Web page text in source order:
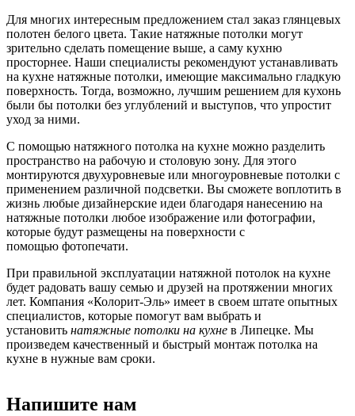
Для многих интересным предложением стал заказ глянцевых
полотен белого цвета. Такие натяжные потолки могут
зрительно сделать помещение выше, а саму кухню
просторнее. Наши специалисты рекомендуют устанавливать
на кухне натяжные потолки, имеющие максимально гладкую
поверхность. Тогда, возможно, лучшим решением для кухонь
были бы потолки без углублений и выступов, что упростит
уход за ними.
С помощью натяжного потолка на кухне можно разделить
пространство на рабочую и столовую зону. Для этого
монтируются двухуровневые или многоуровневые потолки с
применением различной подсветки. Вы сможете воплотить в
жизнь любые дизайнерские идеи благодаря нанесению на
натяжные потолки любое изображение или фотографии,
которые будут размещены на поверхности с
помощью фотопечати.
При правильной эксплуатации натяжной потолок на кухне
будет радовать вашу семью и друзей на протяжении многих
лет. Компания «Колорит-Эль» имеет в своем штате опытных
специалистов, которые помогут вам выбрать и
установить натяжные потолки на кухне в Липецке. Мы
произведем качественный и быстрый монтаж потолка на
кухне в нужные вам сроки.
Напишите нам